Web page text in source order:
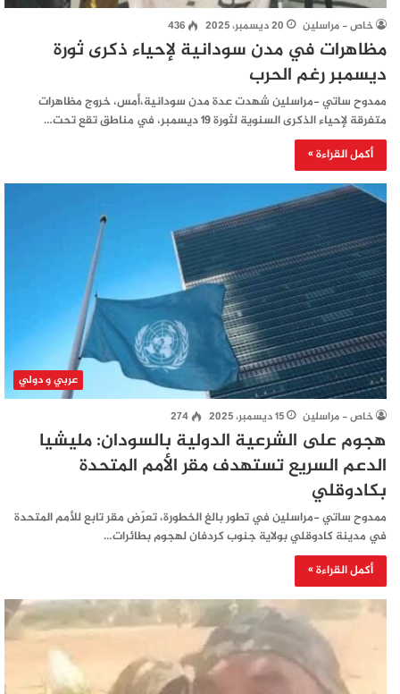
خاص - مراسلين 20 ديسمبر، 2025 436
مظاهرات في مدن سودانية لإحياء ذكرى ثورة
ديسمبر رغم الحرب
ممدوح ساتي -مراسلين شهدت عدة مدن سودانية،أمس، خروج مظاهرات
متفرقة لإحياء الذكرى السنوية لثورة 19 ديسمبر، في مناطق تقع تحت…
أكمل القراءة »
عربي و دولي
خاص - مراسلين 15 ديسمبر، 2025 274
هجوم على الشرعية الدولية بالسودان: مليشيا
الدعم السريع تستهدف مقر الأمم المتحدة
بكادوقلي
ممدوح ساتي -مراسلين في تطور بالغ الخطورة، تعرّض مقر تابع للأمم المتحدة
في مدينة كادوقلي بولاية جنوب كردفان لهجوم بطائرات…
أكمل القراءة »